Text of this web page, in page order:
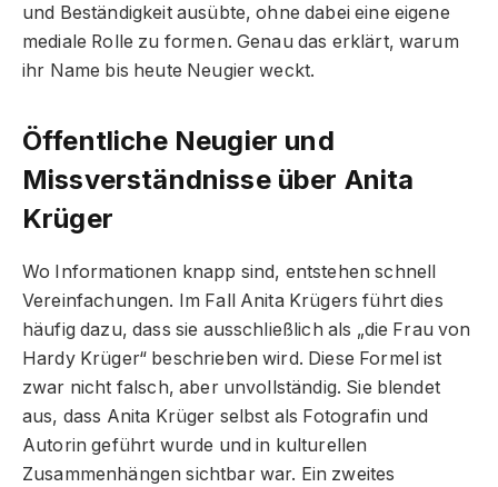
und Beständigkeit ausübte, ohne dabei eine eigene
mediale Rolle zu formen. Genau das erklärt, warum
ihr Name bis heute Neugier weckt.
Öffentliche Neugier und
Missverständnisse über Anita
Krüger
Wo Informationen knapp sind, entstehen schnell
Vereinfachungen. Im Fall Anita Krügers führt dies
häufig dazu, dass sie ausschließlich als „die Frau von
Hardy Krüger“ beschrieben wird. Diese Formel ist
zwar nicht falsch, aber unvollständig. Sie blendet
aus, dass Anita Krüger selbst als Fotografin und
Autorin geführt wurde und in kulturellen
Zusammenhängen sichtbar war. Ein zweites